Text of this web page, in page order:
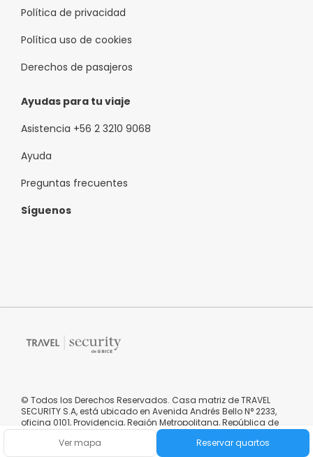
Ver mapa Reservar quartos
Política de privacidad
Política uso de cookies
Derechos de pasajeros
Ayudas para tu viaje
Asistencia +56 2 3210 9068
Ayuda
Preguntas frecuentes
Síguenos
© Todos los Derechos Reservados. Casa matriz de TRAVEL
SECURITY S.A, está ubicado en Avenida Andrés Bello N° 2233,
oficina 0101, Providencia, Región Metropolitana, República de
Chile.